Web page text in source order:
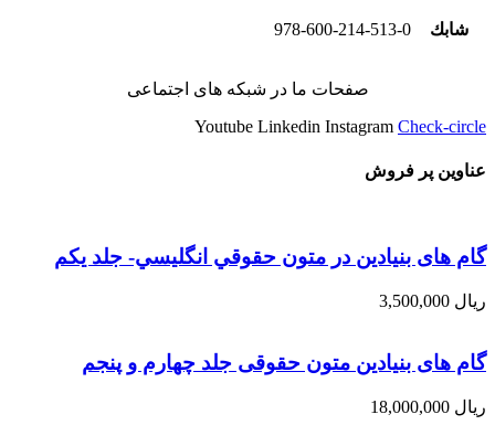
شابك 978-600-214-513-0
صفحات ما در شبکه های اجتماعی
Youtube Linkedin Instagram Check-circle
عناوین پر فروش
گام های بنیادین در متون حقوقي انگليسي- جلد يكم
ریال
گام های بنیادین متون حقوقی جلد چهارم و پنجم
ریال